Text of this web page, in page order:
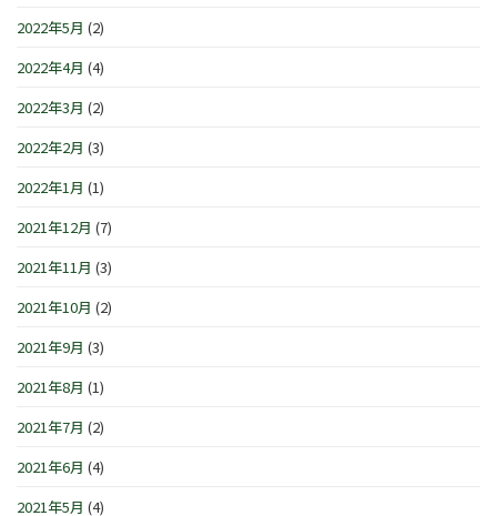
2022年5月 (2)
2022年4月 (4)
2022年3月 (2)
2022年2月 (3)
2022年1月 (1)
2021年12月 (7)
2021年11月 (3)
2021年10月 (2)
2021年9月 (3)
2021年8月 (1)
2021年7月 (2)
2021年6月 (4)
2021年5月 (4)